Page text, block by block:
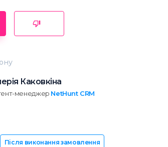
Каковкіна
менеджер NetHunt CRM
Після виконання замовлення